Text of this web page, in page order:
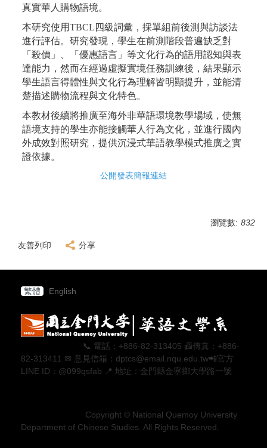
真實華人購物語境。
本研究使用TBCL四級詞彙，採單組前後測與訪談法
進行評估。研究發現，學生在前測階段普遍缺乏對
「殺價」、「優惠語言」等文化行為的語用認知與表
達能力，然而在經過虛擬實境任務訓練後，結果顯示
學生語言得體性與文化行為理解皆明顯提升，並能清
楚描述購物流程與文化特色。
本教材後續將推廣至海外非華語環境教學場域，使無
語境支持的學生亦能接觸華人行為文化，並進行國內
外成效對照研究，提供沉浸式華語教學模式推廣之實
證依據。
公開發表簡報連結
瀏覽數: 832
友善列印 分享
繁體 English
📞 電話：+886-82-313405 📠傳真：+886-
82-313411 ✉ 意見信箱：dptcs@email.nqu.edu.tw📲官方
LINE ID：@099qsfab 📍 地址：金門縣金寧鄉大學路一號
Copyright © National Quemoy University
Department of Chinese Studies. All Rights Reserved.